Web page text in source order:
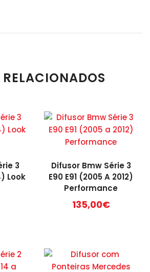
3
Look
Difusor Bmw Série 3
E90 E91 (2005 A 2012)
Performance
135,00€